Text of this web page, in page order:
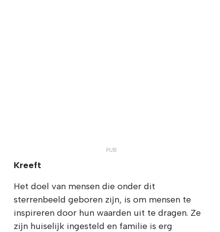
Kreeft
Het doel van mensen die onder dit
sterrenbeeld geboren zijn, is om mensen te
inspireren door hun waarden uit te dragen. Ze
zijn huiselijk ingesteld en familie is erg